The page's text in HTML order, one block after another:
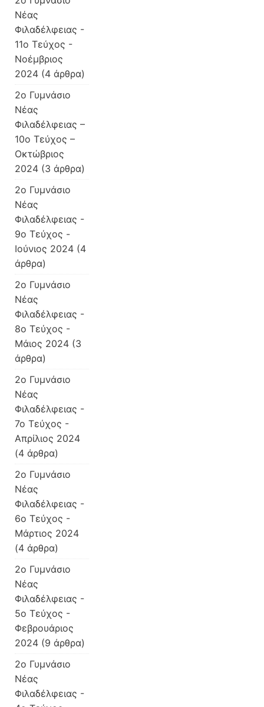
Νέας
Φιλαδέλφειας -
11ο Τεύχος -
Νοέμβριος
2024 (4 άρθρα)
2o Γυμνάσιο
Νέας
Φιλαδέλφειας –
10o Τεύχος –
Οκτώβριος
2024 (3 άρθρα)
2o Γυμνάσιο
Νέας
Φιλαδέλφειας -
9ο Τεύχος -
Ιούνιος 2024 (4
άρθρα)
2ο Γυμνάσιο
Νέας
Φιλαδέλφειας -
8ο Τεύχος -
Μάιος 2024 (3
άρθρα)
2ο Γυμνάσιο
Νέας
Φιλαδέλφειας -
7ο Τεύχος -
Απρίλιος 2024
(4 άρθρα)
2ο Γυμνάσιο
Νέας
Φιλαδέλφειας -
6ο Τεύχος -
Μάρτιος 2024
(4 άρθρα)
2ο Γυμνάσιο
Νέας
Φιλαδέλφειας -
5ο Τεύχος -
Φεβρουάριος
2024 (9 άρθρα)
2ο Γυμνάσιο
Νέας
Φιλαδέλφειας -